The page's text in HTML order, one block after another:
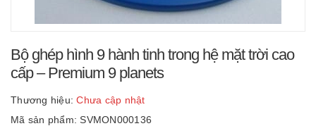
Bộ ghép hình 9 hành tinh trong hệ mặt trời cao
cấp – Premium 9 planets
Thương hiệu: Chưa cập nhật
Mã sản phẩm: SVMON000136